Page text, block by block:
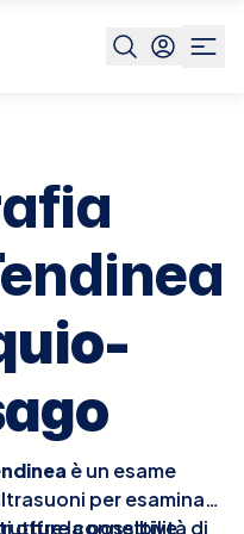
Tendinea
Cocquio-
è un esame
per esaminare
connettive
offre la possibilità di